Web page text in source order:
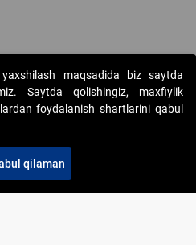
onlayn-auksionlarni
himoyalangan
maqsadida biz saytda
Saytda qolishingiz, maxfiylik
foydalanish shartlarini qabul
qilaman